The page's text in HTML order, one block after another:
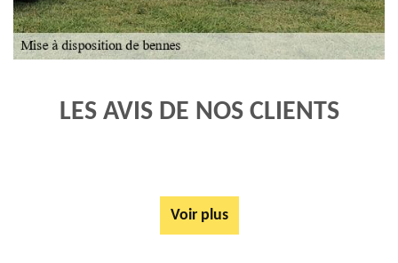
LES AVIS DE NOS CLIENTS
Voir plus